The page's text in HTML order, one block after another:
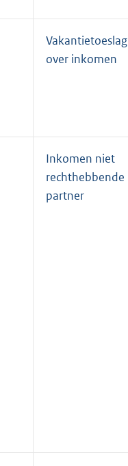
Vakantietoeslag
over inkomen
Inkomen niet
rechthebbende
partner